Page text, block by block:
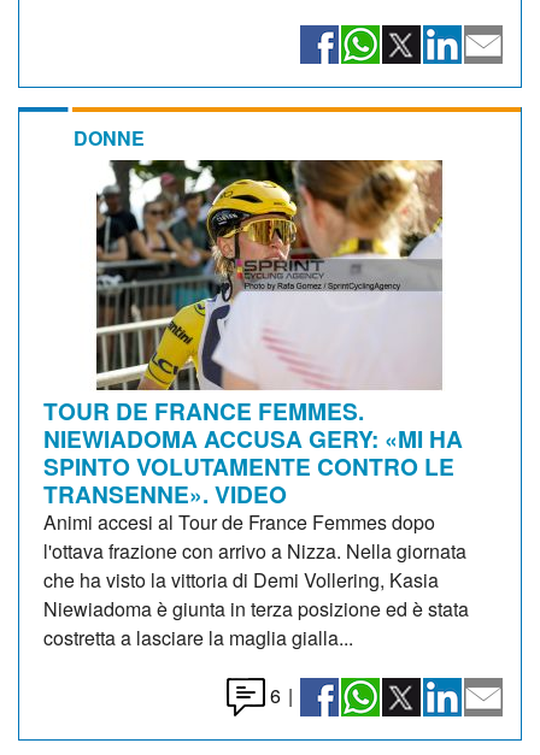
DONNE
TOUR DE FRANCE FEMMES.
NIEWIADOMA ACCUSA GERY: «MI HA
SPINTO VOLUTAMENTE CONTRO LE
TRANSENNE». VIDEO
Animi accesi al Tour de France Femmes dopo
l'ottava frazione con arrivo a Nizza. Nella giornata
che ha visto la vittoria di Demi Vollering, Kasia
Niewiadoma è giunta in terza posizione ed è stata
costretta a lasciare la maglia gialla...
6 |